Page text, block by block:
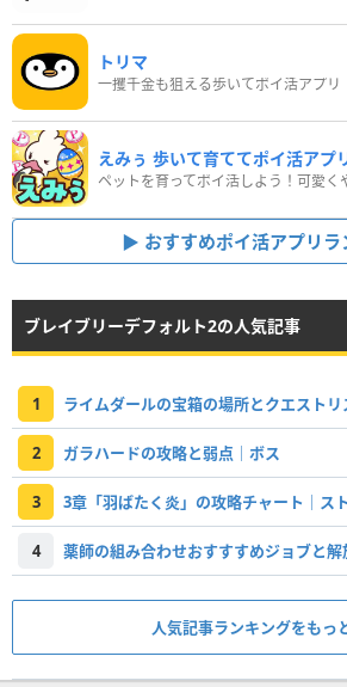
トリマ
一攫千金も狙える歩いてポイ活アプリ
えみぅ 歩いて育ててポイ活アプ
おすすめポイ活アプリラ
ブレイブリーデフォルト2の人気記事
1 ライムダールの宝箱の場所とクエストリ
2 ガラハードの攻略と弱点｜ボス
3 3章「羽ばたく炎」の攻略チャート｜ス
4 薬師の組み合わせおすすすめジョブと解
人気記事ランキングをもっ